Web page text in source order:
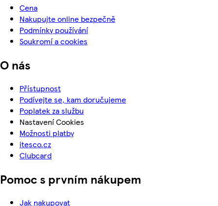
Cena
Nakupujte online bezpečně
Podmínky používání
Soukromí a cookies
O nás
Přístupnost
Podívejte se, kam doručujeme
Poplatek za službu
Nastavení Cookies
Možnosti platby
itesco.cz
Clubcard
Pomoc s prvním nákupem
Jak nakupovat